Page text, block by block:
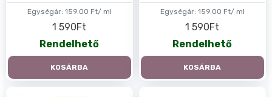
Egységár: 159.00 Ft/ ml
1 590Ft
Rendelhető
KOSÁRBA
Egységár: 159.00 Ft/ ml
1 590Ft
Rendelhető
KOSÁRBA